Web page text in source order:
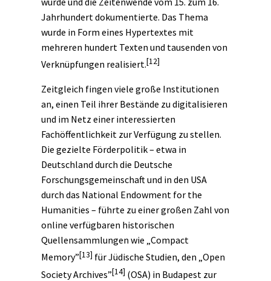
Jahrhundert dokumentierte. Das Thema
wurde in Form eines Hypertextes mit
mehreren hundert Texten und tausenden von
Verknüpfungen realisiert.[12]
Zeitgleich fingen viele große Institutionen
an, einen Teil ihrer Bestände zu digitalisieren
und im Netz einer interessierten
Fachöffentlichkeit zur Verfügung zu stellen.
Die gezielte Förderpolitik – etwa in
Deutschland durch die Deutsche
Forschungsgemeinschaft und in den USA
durch das National Endowment for the
Humanities – führte zu einer großen Zahl von
online verfügbaren historischen
Quellensammlungen wie „Compact
Memory”[13] für Jüdische Studien, den „Open
Society Archives”[14] (OSA) in Budapest zur